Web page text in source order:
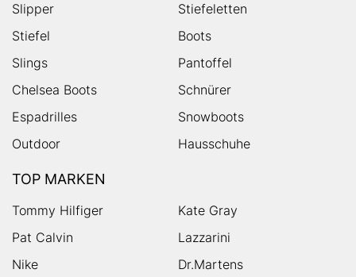
Slipper
Stiefeletten
Stiefel
Boots
Slings
Pantoffel
Chelsea Boots
Schnürer
Espadrilles
Snowboots
Outdoor
Hausschuhe
TOP MARKEN
Tommy Hilfiger
Kate Gray
Pat Calvin
Lazzarini
Nike
Dr.Martens